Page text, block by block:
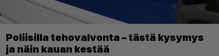
Poliisilla tehovalvonta – tästä kysymys
ja näin kauan kestää